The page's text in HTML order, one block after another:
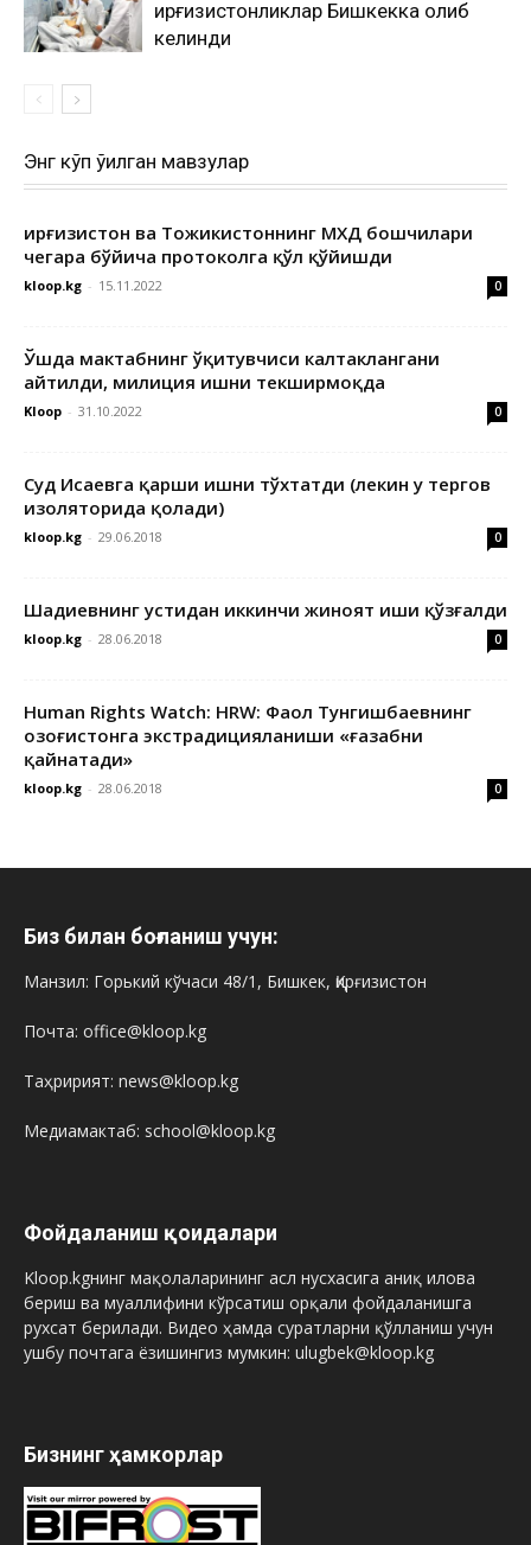
қирғизистонликлар Бишкекка олиб
келинди
Энг кўп ўқилган мавзулар
Қирғизистон ва Тожикистоннинг МХДҚ бошчилари
чегара бўйича протоколга қўл қўйишди
kloop.kg - 15.11.2022 0
Ўшда мактабнинг ўқитувчиси калтаклангани
айтилди, милиция ишни текширмоқда
Kloop - 31.10.2022 0
Суд Исаевга қарши ишни тўхтатди (лекин у тергов
изоляторида қолади)
kloop.kg - 29.06.2018 0
Шадиевнинг устидан иккинчи жиноят иши қўзғалди
kloop.kg - 28.06.2018 0
Human Rights Watch: HRW: Фаол Тунгишбаевнинг
Қозоғистонга экстрадицияланиши «ғазабни
қайнатади»
kloop.kg - 28.06.2018 0
Биз билан боғланиш учун:
Манзил: Горький кўчаси 48/1, Бишкек, Қирғизистон
Почта: office@kloop.kg
Таҳририят: news@kloop.kg
Медиамактаб: school@kloop.kg
Фойдаланиш қоидалари
Kloop.kgнинг мақолаларининг асл нусхасига аниқ илова
бериш ва муаллифини кўрсатиш орқали фойдаланишга
рухсат берилади. Видео ҳамда суратларни қўлланиш учун
ушбу почтага ёзишингиз мумкин: ulugbek@kloop.kg
Бизнинг ҳамкорлар